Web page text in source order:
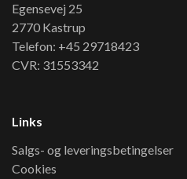
Egensevej 25
2770 Kastrup
Telefon: +45 29718423
CVR: 31553342
Links
Salgs- og leveringsbetingelser
Cookies